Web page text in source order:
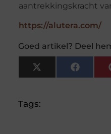
aantrekkingskracht
https://alutera.com/
Goed artikel? Deel
X
(Twitter)
Tags: